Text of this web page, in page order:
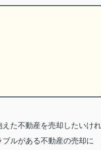
た不動産を売却したいけれ
ルがある不動産の売却に